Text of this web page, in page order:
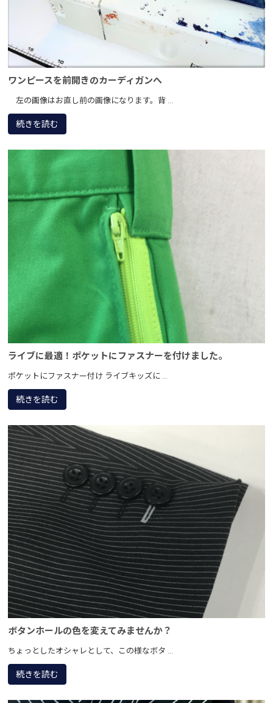
ワンピースを前開きのカーディガンへ
左の画像はお直し前の画像になります。背 ...
続きを読む
ライブに最適！ポケットにファスナーを付けました。
ポケットにファスナー付け ライブキッズに ...
続きを読む
ボタンホールの色を変えてみませんか？
ちょっとしたオシャレとして、この様なボタ ...
続きを読む